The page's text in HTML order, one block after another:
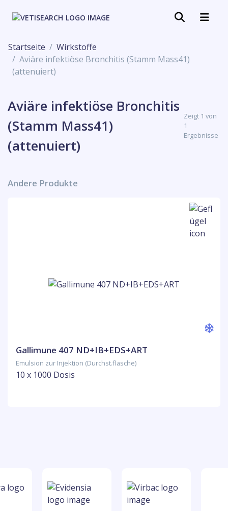
Startseite
Wirkstoffe
Aviäre infektiöse Bronchitis (Stamm Mass41)
(attenuiert)
Aviäre infektiöse Bronchitis
(Stamm Mass41)
(attenuiert)
Zeigt 1 von
1
Ergebnisse
Andere Produkte
Gallimune 407 ND+IB+EDS+ART
Emulsion zur Injektion (Durchst.flasche)
10 x 1000 Dosis